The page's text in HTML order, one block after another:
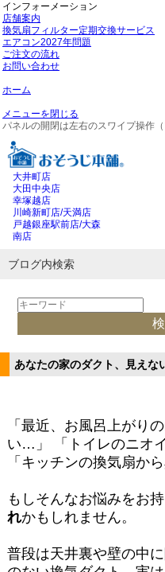
インフォーメーション
店舗案内
換気扇フィルター定期交換サービス
エアコン2027年問題
ご注文の流れ
お問い合わせ
ホーム
メニューを閉じる
パネルの開閉は左右のスワイプ操作
大井町店
大田中央店
幸塚越店
川崎新町店/天満店
戸越銀座駅前店/大森
南店
ブログ内検索
あなたの家のダクト、見えな
「最近、お風呂上がり
い…」 「トイレのニオ
「キッチンの換気扇か
もしそんなお悩みをお
れかもしれません。
普段は天井裏や壁の中